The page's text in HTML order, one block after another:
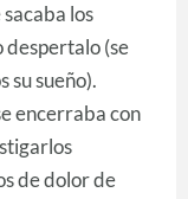
los
despertalo (se
su sueño).
encerraba con
de dolor de